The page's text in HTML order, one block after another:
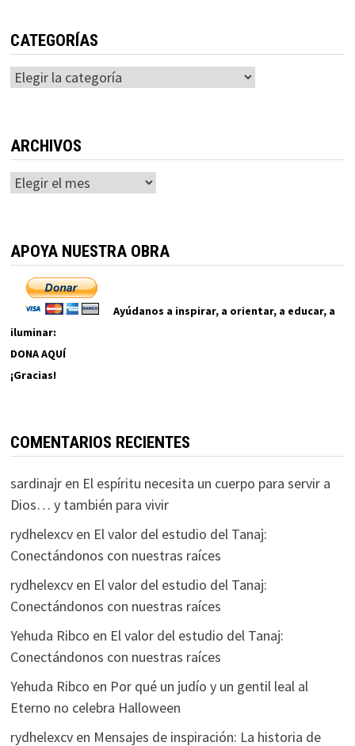
CATEGORÍAS
Categorías
ARCHIVOS
Archivos
APOYA NUESTRA OBRA
Ayúdanos a inspirar, a orientar, a educar, a
iluminar:
DONA AQUÍ
¡Gracias!
COMENTARIOS RECIENTES
sardinajren El espíritu necesita un cuerpo para servir a
Dios… y también para vivir
rydhelexcven El valor del estudio del Tanaj:
Conectándonos con nuestras raíces
rydhelexcven El valor del estudio del Tanaj:
Conectándonos con nuestras raíces
Yehuda Ribco en El valor del estudio del Tanaj:
Conectándonos con nuestras raíces
Yehuda Ribco en Por qué un judío y un gentil leal al
Eterno no celebra Halloween
rydhelexcven Mensajes de inspiración: La historia de